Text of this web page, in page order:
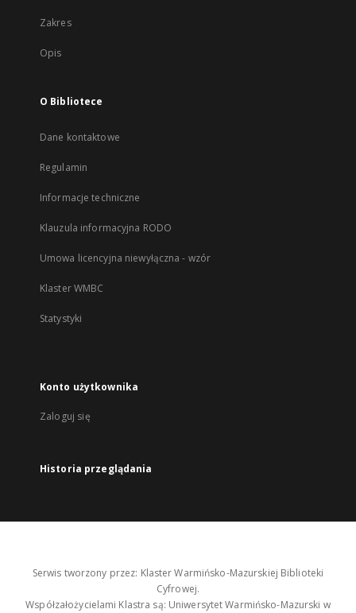
Zakres
Opis
O Bibliotece
Dane kontaktowe
Regulamin
Informacje techniczne
Klauzula informacyjna RODO
Umowa licencyjna niewyłączna - wzór
Klaster WMBC
Statystyki
Konto użytkownika
Zaloguj się
Historia przeglądania
Serwis tworzony przez: Klaster Warmińsko-Mazurskiej Biblioteki
Cyfrowej.
Współzałożycielami Klastra są: Uniwersytet Warmińsko-Mazurski w